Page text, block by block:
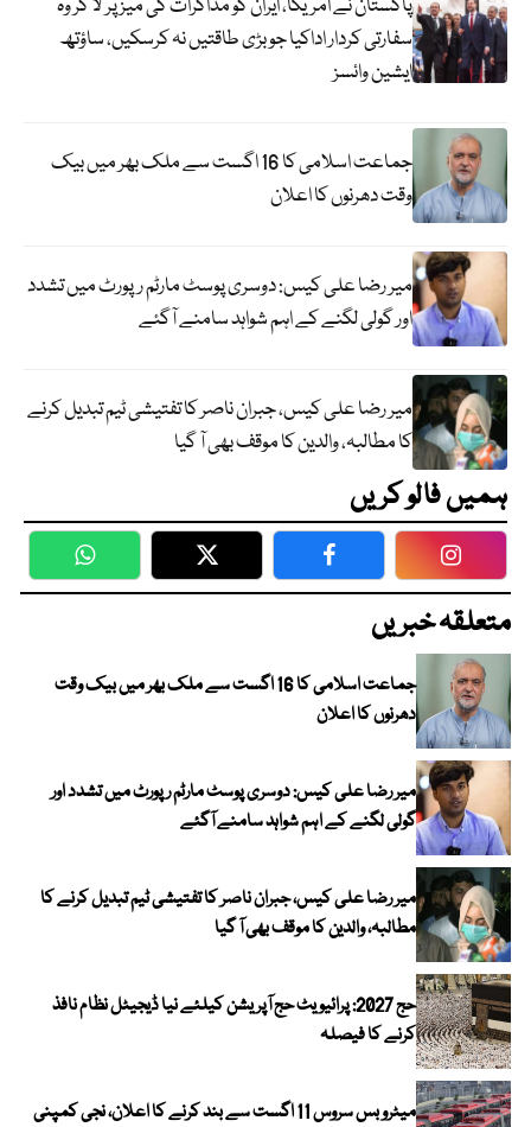
پاکستان نے امریکا، ایران کو مذاکرات کی میز پر لا کر وہ
سفارتی کردار اداکیا جو بڑی طاقتیں نہ کرسکیں، ساؤتھ
ایشین وائسز
جماعت اسلامی کا 16 اگست سے ملک بھر میں بیک
وقت دھرنوں کا اعلان
میر رضا علی کیس: دوسری پوسٹ مارٹم رپورٹ میں تشدد
اور گولی لگنے کے اہم شواہد سامنے آگئے
میر رضا علی کیس، جبران ناصر کا تفتیشی ٹیم تبدیل کرنے
کا مطالبہ، والدین کا موقف بھی آ گیا
ہمیں فالو کریں
WhatsApp Twitter Facebook
متعلقہ خبریں
جماعت اسلامی کا 16 اگست سے ملک بھر میں بیک وقت
دھرنوں کا اعلان
میر رضا علی کیس: دوسری پوسٹ مارٹم رپورٹ میں تشدد اور
گولی لگنے کے اہم شواہد سامنے آگئے
میر رضا علی کیس، جبران ناصر کا تفتیشی ٹیم تبدیل کرنے کا
مطالبہ، والدین کا موقف بھی آ گیا
حج 2027: پرائیویٹ حج آپریشن کیلئے نیا ڈیجیٹل نظام نافذ
کرنے کا فیصلہ
میٹرو بس سروس 11 اگست سے بند کرنے کا اعلان، نجی کمپنی